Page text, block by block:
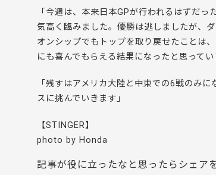
「今週は、本来日本GPが行われるはずだ
気高く臨みました。優勝は逃しましたが、
オンシップでもトップを取り戻せたことは
にも喜んでもらえる結果になったと思ってい
「残すはアメリカ大陸と中東での6戦のみ
スに挑んでいきます」
【STINGER】
photo by Honda
記事が役に立ったなと思ったらシェア